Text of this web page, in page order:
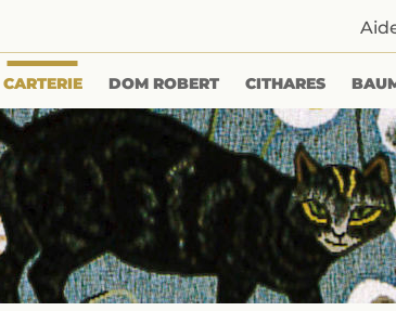
CARTERIE DOM ROBERT CITHARES